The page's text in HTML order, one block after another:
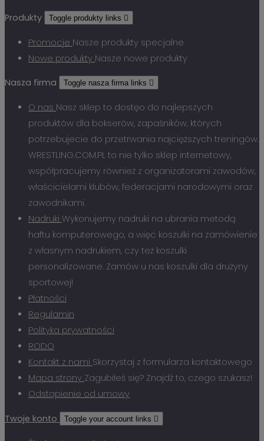
Produkty Toggle produkty links 
Promocje Nasze produkty specjalne
Nowe produkty Nasze nowe produkty
Nasza firma Toggle nasza firma links 
O nas Nasz sklep to dostęo do najlepszych
produktów dla bokserów, zapaśników, których
potrzebujecie do przetrwania najcięższych treningów.
WRESTLING.COM.PL to nie tylko sklep internetowy,
współpracujemy również z organizatorami zawodów,
właścicielami klubów, federacjami narodowymi oraz
zawodnikami.
Nadruki Wykonujemy nadruki na ubrania metodą
haftu komputerowego, a więc koszulki na zamówienie
z własnym nadrukiem, czy też koszulki
personalizowane. Zamów u nas koszulki dla drużyny
sportowej!
Płatności
Regulamin
Polityka prywatności
RODO
Kontakt z nami Skorzystaj z formularza kontaktowego
Mapa strony Zagubiłeś się? Znajdź to, czego szukasz!
Odstąpienie od umowy
Twoje konto Toggle your account links 